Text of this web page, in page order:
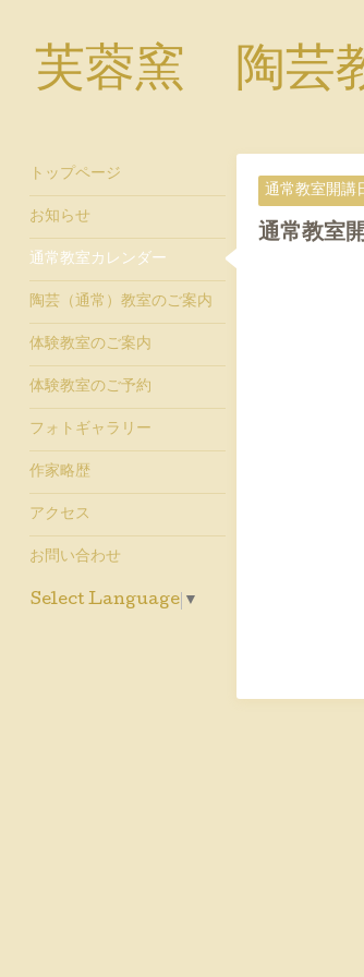
芙蓉窯 陶芸
通常教室開講
通常教室
トップページ
お知らせ
通常教室カレンダー
陶芸（通常）教室のご案内
体験教室のご案内
体験教室のご予約
フォトギャラリー
作家略歴
アクセス
お問い合わせ
Select Language ▼